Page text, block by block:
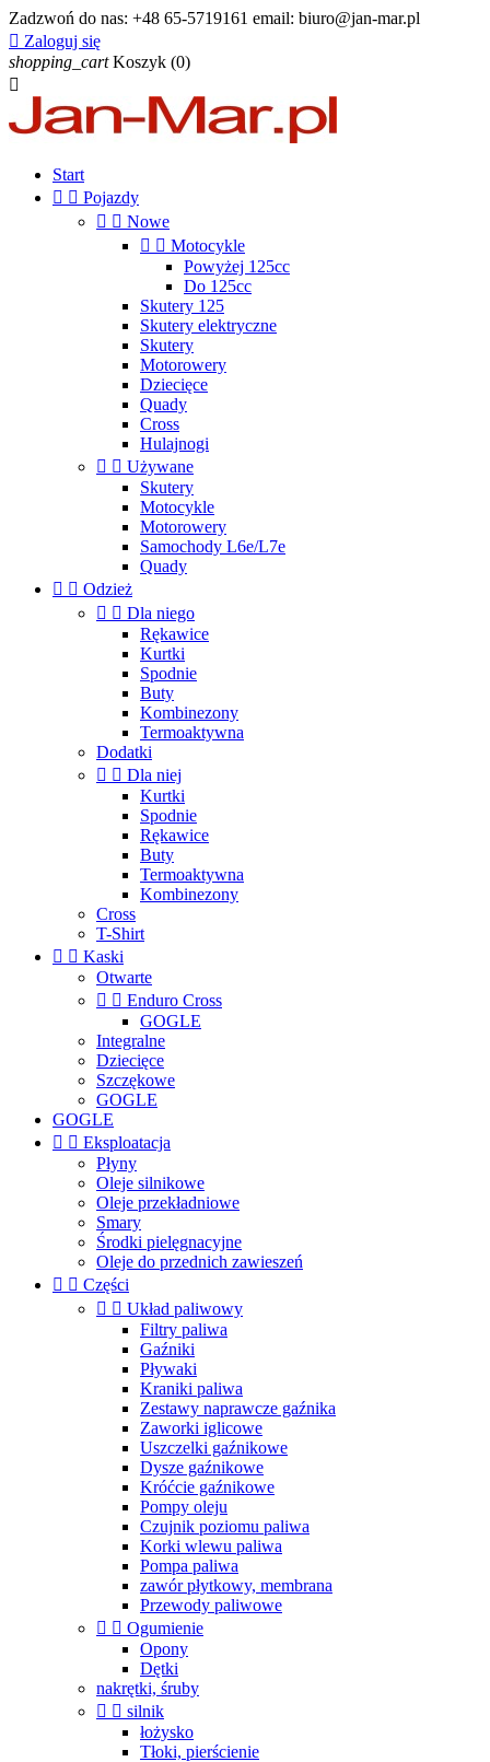
Zadzwoń do nas: +48 65-5719161 email: biuro@jan-mar.pl
 Zaloguj się
shopping_cart Koszyk (0)

Start
  Pojazdy
  Nowe
  Motocykle
Powyżej 125cc
Do 125cc
Skutery 125
Skutery elektryczne
Skutery
Motorowery
Dziecięce
Quady
Cross
Hulajnogi
  Używane
Skutery
Motocykle
Motorowery
Samochody L6e/L7e
Quady
  Odzież
  Dla niego
Rękawice
Kurtki
Spodnie
Buty
Kombinezony
Termoaktywna
Dodatki
  Dla niej
Kurtki
Spodnie
Rękawice
Buty
Termoaktywna
Kombinezony
Cross
T-Shirt
  Kaski
Otwarte
  Enduro Cross
GOGLE
Integralne
Dziecięce
Szczękowe
GOGLE
GOGLE
  Eksploatacja
Płyny
Oleje silnikowe
Oleje przekładniowe
Smary
Środki pielęgnacyjne
Oleje do przednich zawieszeń
  Części
  Układ paliwowy
Filtry paliwa
Gaźniki
Pływaki
Kraniki paliwa
Zestawy naprawcze gaźnika
Zaworki iglicowe
Uszczelki gaźnikowe
Dysze gaźnikowe
Króćcie gaźnikowe
Pompy oleju
Czujnik poziomu paliwa
Korki wlewu paliwa
Pompa paliwa
zawór płytkowy, membrana
Przewody paliwowe
  Ogumienie
Opony
Dętki
nakrętki, śruby
  silnik
łożysko
Tłoki, pierścienie